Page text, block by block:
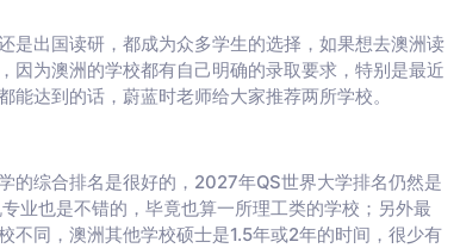
是出国读研，都成为众多学生的选择，如果想去澳洲读
因为澳洲的学校都有自己明确的录取要求，特别是最近
达到的话，蔚蓝时老师给大家推荐两所学校。
的综合排名是很好的，2027年QS世界大学排名仍然是
业也是不错的，毕竟也算一所理工类的学校；另外最
不同，澳洲其他学校硕士是1.5年或2年的时间，很少有